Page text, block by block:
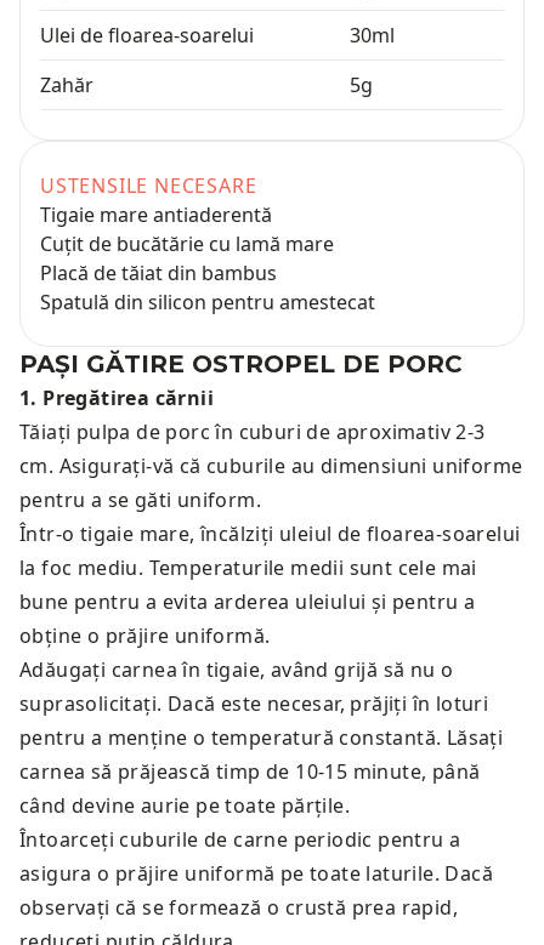
Ulei de floarea-soarelui
30ml
Zahăr
5g
USTENSILE NECESARE
Tigaie mare antiaderentă
Cuțit de bucătărie cu lamă mare
Placă de tăiat din bambus
Spatulă din silicon pentru amestecat
PAȘI GĂTIRE OSTROPEL DE PORC
1. Pregătirea cărnii
Tăiați pulpa de porc în cuburi de aproximativ 2-3
cm. Asigurați-vă că cuburile au dimensiuni uniforme
pentru a se găti uniform.
Într-o tigaie mare, încălziți uleiul de floarea-soarelui
la foc mediu. Temperaturile medii sunt cele mai
bune pentru a evita arderea uleiului și pentru a
obține o prăjire uniformă.
Adăugați carnea în tigaie, având grijă să nu o
suprasolicitați. Dacă este necesar, prăjiți în loturi
pentru a menține o temperatură constantă. Lăsați
carnea să prăjească timp de 10-15 minute, până
când devine aurie pe toate părțile.
Întoarceți cuburile de carne periodic pentru a
asigura o prăjire uniformă pe toate laturile. Dacă
observați că se formează o crustă prea rapid,